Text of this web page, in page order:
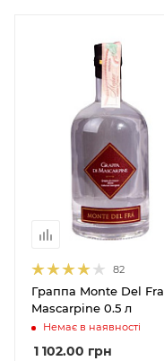
82
Граппа Monte Del Fra
Mascarpine 0.5 л
Немає в наявності
1 102.00 грн